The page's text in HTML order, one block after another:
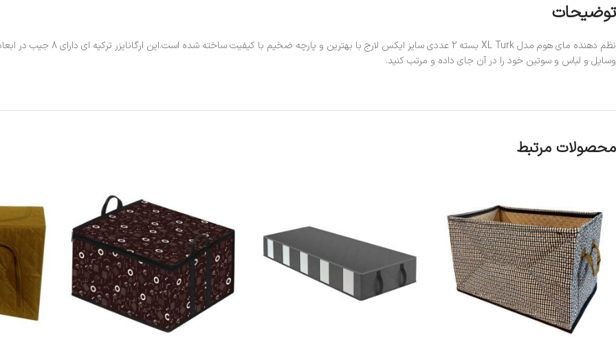
توضیحات
وسایل و لباس و سوتین خود را در آن جای داده و مرتب کنید.
محصولات مرتبط